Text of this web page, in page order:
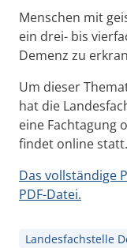
Menschen mit
ein drei- bis
Demenz zu
Um dieser
hat die
eine Fachtagung
findet online statt.
Das vollständige
PDF-Datei.
Landesfachstelle